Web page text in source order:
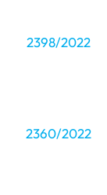
2398/2022
2360/2022